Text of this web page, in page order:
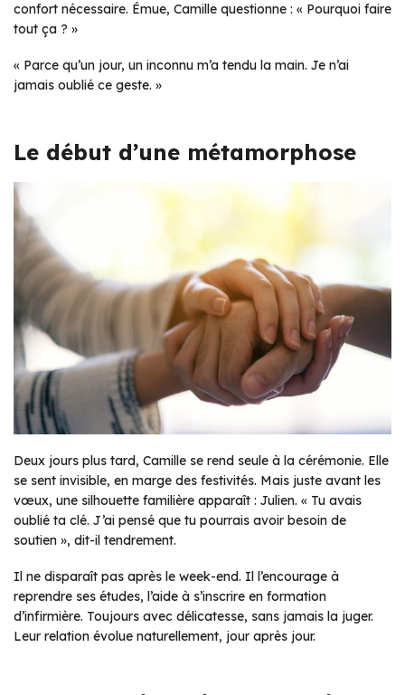
confort nécessaire. Émue, Camille questionne : « Pourquoi faire
tout ça ? »
« Parce qu’un jour, un inconnu m’a tendu la main. Je n’ai
jamais oublié ce geste. »
Le début d’une métamorphose
Deux jours plus tard, Camille se rend seule à la cérémonie. Elle
se sent invisible, en marge des festivités. Mais juste avant les
vœux, une silhouette familière apparaît : Julien. « Tu avais
oublié ta clé. J’ai pensé que tu pourrais avoir besoin de
soutien », dit-il tendrement.
Il ne disparaît pas après le week-end. Il l’encourage à
reprendre ses études, l’aide à s’inscrire en formation
d’infirmière. Toujours avec délicatesse, sans jamais la juger.
Leur relation évolue naturellement, jour après jour.